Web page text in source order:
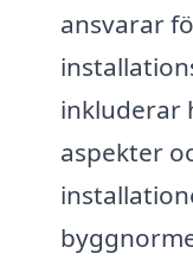
ansvarar
inkluderar
aspekter